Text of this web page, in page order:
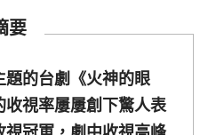
要
的台劇《火神的眼
視率屢屢創下驚人表